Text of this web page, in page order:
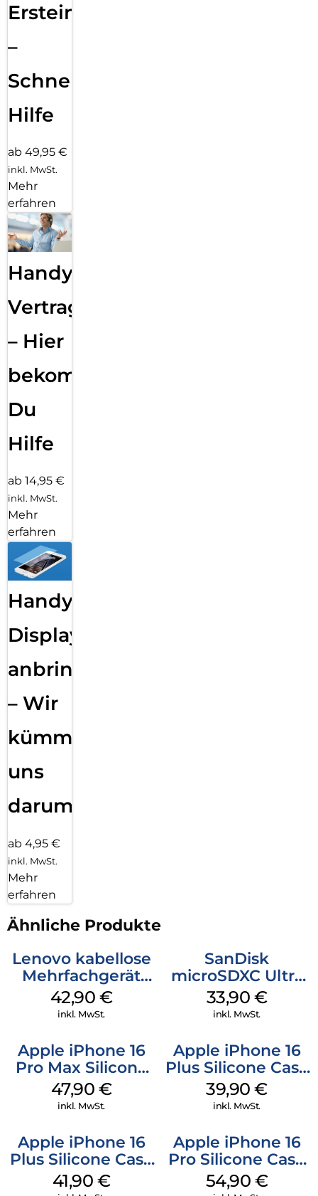
Ersteinrichtung
–
Schnelle
Hilfe
ab 49,95 €
inkl. MwSt.
Mehr
erfahren
Handy
Vertragsabwicklung
– Hier
bekommst
Du
Hilfe
ab 14,95 €
inkl. MwSt.
Mehr
erfahren
Handy
Displayfolie
anbringen
– Wir
kümmern
uns
darum!
ab 4,95 €
inkl. MwSt.
Mehr
erfahren
Ähnliche Produkte
Lenovo kabellose
Mehrfachgerät
Luna Grey
42,90 €
inkl. MwSt.
SanDisk
microSDXC Ultra
128 GB + Adapter
Mobile
33,90 €
inkl. MwSt.
Apple iPhone 16
Pro Max Silicone
Case MagSafe
Black
47,90 €
inkl. MwSt.
Apple iPhone 16
Plus Silicone Case
MagSafe Plum
39,90€
inkl. MwSt.
Apple iPhone 16
Plus Silicone Case
MagSafe Stone
41,90 €
Apple iPhone 16
Pro Silicone Case
MagSafe Black
54,90 €